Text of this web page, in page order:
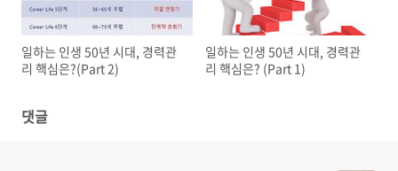
일하는 인생 50년 시대, 경력관
리 핵심은?(Part 2)
일하는 인생 50년 시대, 경력관
리 핵심은? (Part 1)
댓글